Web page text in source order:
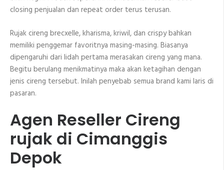
closing penjualan dan repeat order terus terusan.
Rujak cireng brecxelle, kharisma, kriwil, dan crispy bahkan
memiliki penggemar favoritnya masing-masing. Biasanya
dipengaruhi dari lidah pertama merasakan cireng yang mana.
Begitu berulang menikmatinya maka akan ketagihan dengan
jenis cireng tersebut. Inilah penyebab semua brand kami laris di
pasaran.
Agen Reseller Cireng
rujak di Cimanggis
Depok